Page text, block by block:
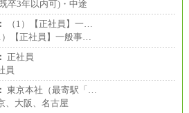
卒3年以内可)・中途
（1）【正社員】一…
）【正社員】一般事…
正社員
員
東京本社（最寄駅「…
、大阪、名古屋